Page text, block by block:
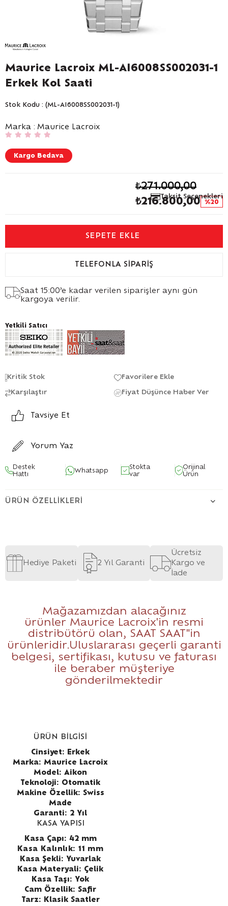
Maurice Lacroix ML-AI6008SS002031-1
Erkek Kol Saati
Stok Kodu (ML-AI6008SS002031-1)
Marka : Maurice Lacroix
Kargo Bedava
Taksit Seçenekleri
20
₺271.000,00
₺216.800,00
TELEFONLA SIPARIŞ
Saat 15:00’e kadar verilen siparişler aynı gün
kargoya verilir.
Yetkili Satıcı
Kritik Stok Favorilere Ekle
Karşılaştır Fiyat Düşünce Haber Ver
Tavsiye Et
Yorum Yaz
Destek
Hattı
Whatsapp
Stokta
var
Orijinal
Ürün
ÜRÜN ÖZELLIKLERI
Hediye Paketi 2 Yıl Garanti
Ücretsiz
Kargo ve
İade
Mağazamızdan alacağınız
ürünler Maurice Lacroix'in resmi
distribütörü olan, SAAT SAAT "in
ürünleridir.Uluslararası geçerli garanti
belgesi, sertifikası, kutusu ve faturası
ile beraber müşteriye
gönderilmektedir
ÜRÜN BİLGİSİ
Cinsiyet: Erkek
Marka: Maurice Lacroix
Model: Aikon
Teknoloji: Otomatik
Makine Özellik: Swiss
Made
Garanti: 2 Yıl
KASA YAPISI
Kasa Çapı: 42 mm
Kasa Kalınlık: 11 mm
Kasa Şekli: Yuvarlak
Kasa Materyali: Çelik
Kasa Taşı: Yok
Cam Özellik: Safir
Tarz: Klasik Saatler